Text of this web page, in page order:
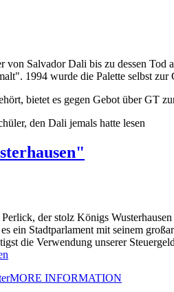
von Salvador Dali bis zu dessen
1994 wurde die Palette selbst
bietet es gegen Gebot über GT
den Dali jemals hatte lesen
der stolz Königs
ein Stadtparlament mit seinem
die Verwendung unserer
MORE INFORMATION